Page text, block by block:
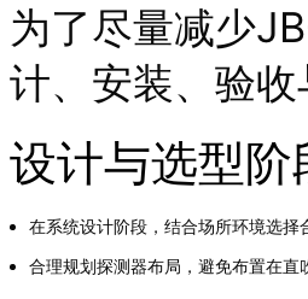
为了尽量减少
计、安装、验
设计与选型阶
在系统设计阶段，结合场所环境选
合理规划探测器布局，避免布置在